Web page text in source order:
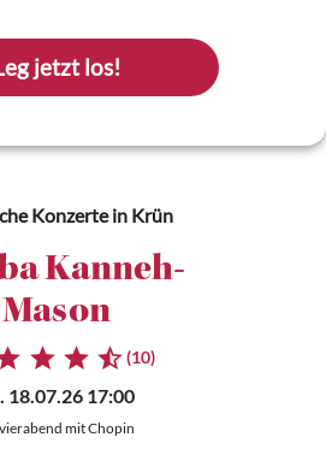
jetzt los!
Konzertein Krün
Kanneh-
Mason
(10)
18.07.26 17:00
mit Chopin